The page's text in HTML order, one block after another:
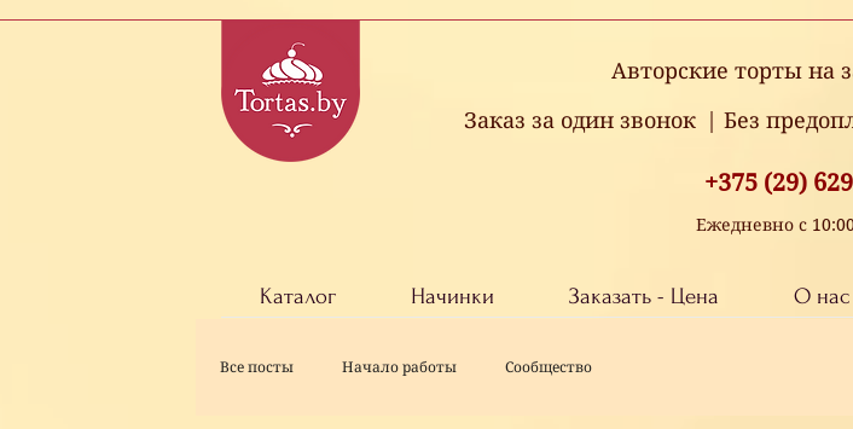
Авторские торты на
Заказ за один звонок
| Без
+375 (29)
Ежедневно с
Каталог Начинки Заказать - Цена О нас
Все посты Начало работы Сообщество